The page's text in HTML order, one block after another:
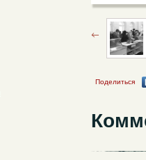
Поделиться